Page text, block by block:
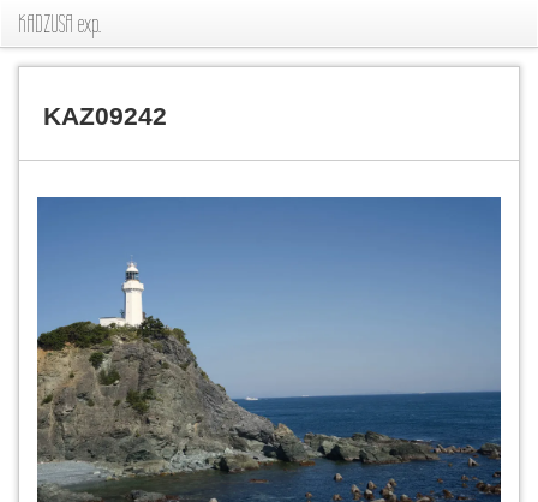
KADZUSA exp.
KAZ09242